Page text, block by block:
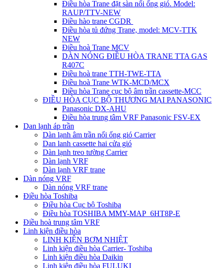
Điều hòa Trane đặt sàn nối ống gió. Model:
RAUP/TTV-NEW
Điều hào trane CGDR
Điều hòa tủ đứng Trane, model: MCV-TTK
NEW
Điều hoà Trane MCV
DÀN NÓNG ĐIỀU HÒA TRANE TTA GAS
R407C
Điều hoà trane TTH-TWE-TTA
Điều hoà Trane WTK-MCD/MCX
Điều hòa Trane cục bộ âm trần cassette-MCC
ĐIỀU HÒA CỤC BỘ THƯƠNG MẠI PANASONIC
Panasonic DX-AHU
Điều hòa trung tâm VRF Panasonic FSV-EX
Dan lạnh áp trần
Dàn lạnh âm trần nối ống gió Carrier
Dan lanh cassette hai cửa gió
Dàn lạnh treo tường Carrier
Dàn lạnh VRF
Dàn lạnh VRF trane
Dàn nóng VRF
Dàn nóng VRF trane
Điều hòa Toshiba
Điều hòa Cục bộ Toshiba
Điều hòa TOSHIBA MMY-MAP_6HT8P-E
Điều hoà trung tâm VRF
Linh kiện điều hòa
LINH KIỆN BƠM NHIỆT
Linh kiện điều hòa Carrier- Toshiba
Linh kiện điều hòa Daikin
Linh kiện điều hòa FULUKI